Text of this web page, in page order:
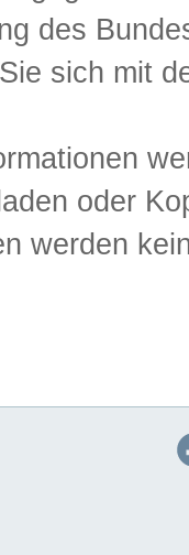
des
sich mit
oder
werden